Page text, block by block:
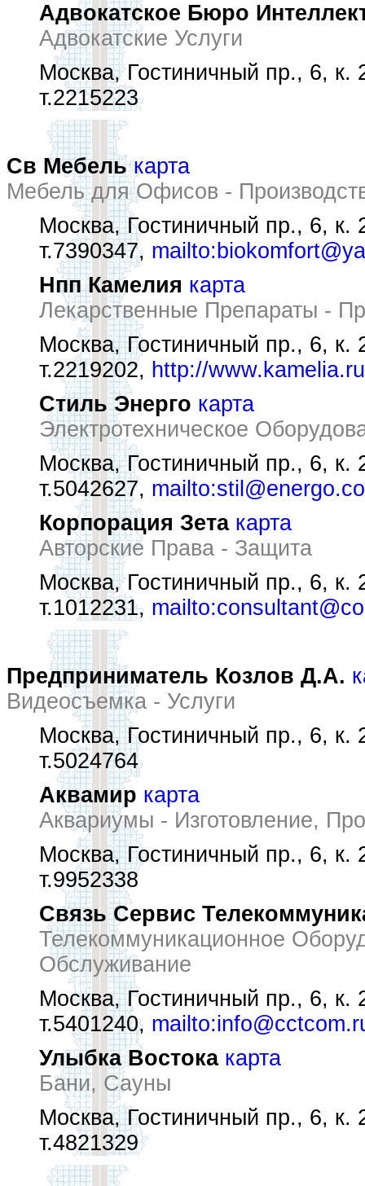
Адвокатское Бюро
Адвокатские Услуги
Москва, Гостиничный пр., 6, к.
т.2215223
Св Мебель карта
Мебель для Офисов -
Москва, Гостиничный пр., 6, к.
т.7390347,
Нпп Камелия карта
Лекарственные Препараты -
Москва, Гостиничный пр., 6, к.
т.2219202, http://www.kamelia.ru
Стиль Энерго карта
Электротехническое
Москва, Гостиничный пр., 6, к.
т.5042627,
Корпорация Зета карта
Авторские Права - Защита
Москва, Гостиничный пр., 6, к.
т.1012231,
Предприниматель Козлов Д.А.
Видеосъемка - Услуги
Москва, Гостиничный пр., 6, к.
т.5024764
Аквамир карта
Аквариумы - Изготовление,
Москва, Гостиничный пр., 6, к.
т.9952338
Связь Сервис
Телекоммуникационное
Обслуживание
Москва, Гостиничный пр., 6, к.
т.5401240,
Улыбка Востока карта
Бани, Сауны
Москва, Гостиничный пр., 6, к.
т.4821329